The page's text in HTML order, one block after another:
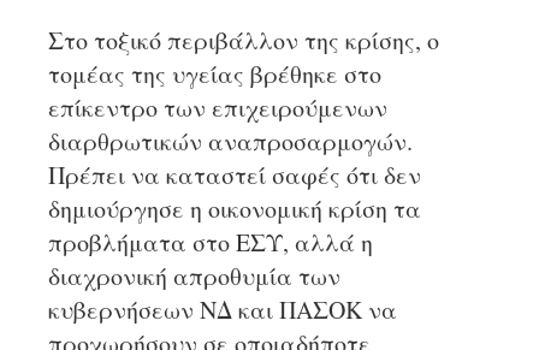
Στο τοξικό περιβάλλον της κρίσης, ο
τομέας της υγείας βρέθηκε στο
επίκεντρο των επιχειρούμενων
διαρθρωτικών αναπροσαρμογών.
Πρέπει να καταστεί σαφές ότι δεν
δημιούργησε η οικονομική κρίση τα
προβλήματα στο ΕΣΥ, αλλά η
διαχρονική απροθυμία των
κυβερνήσεων ΝΔ και ΠΑΣΟΚ να
προχωρήσουν σε οποιαδήποτε